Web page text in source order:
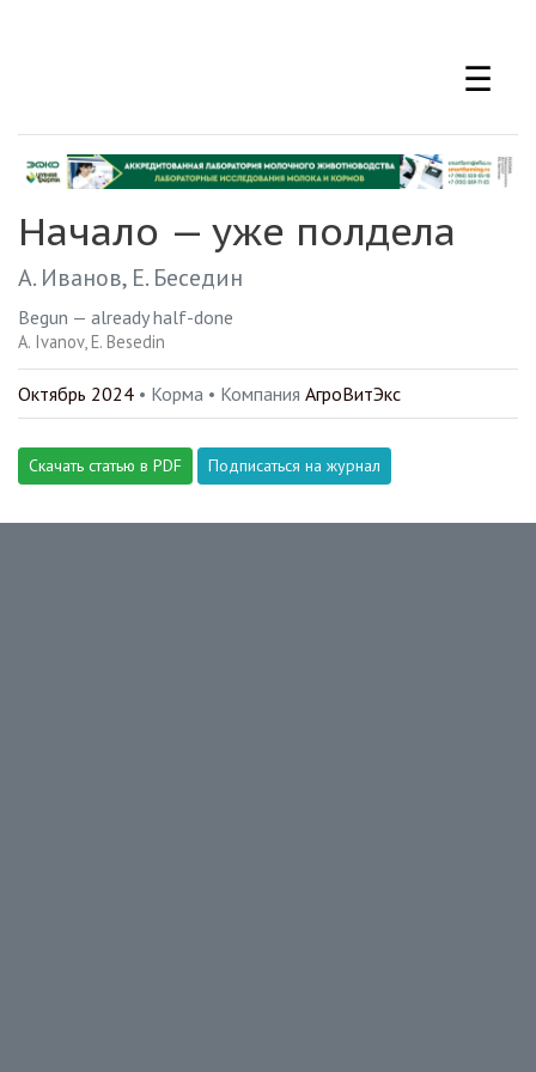
☰
Начало — уже полдела
А. Иванов Е. Беседин
Begun — already half-done
A. Ivanov E. Besedin
Октябрь 2024 • Корма • Компания АгроВитЭкс
Скачать статью в PDF Подписаться на журнал